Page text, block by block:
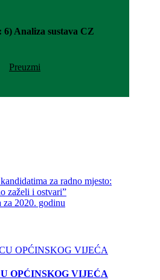
6) Analiza sustava CZ
Preuzmi
za radno mjesto:
zaželi i ostvari”
za 2020. godinu
OPĆINSKOG VIJEĆA